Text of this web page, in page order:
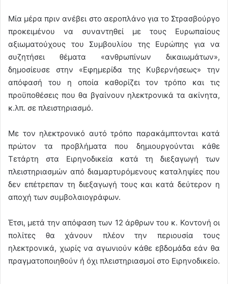
Μία μέρα πριν ανέβει στο αεροπλάνο για το Στρασβούργο
προκειμένου να συναντηθεί με τους Ευρωπαίους
αξιωματούχους του Συμβουλίου της Ευρώπης για να
συζητήσει θέματα «ανθρωπίνων δικαιωμάτων»,
δημοσίευσε στην «Εφημερίδα της Κυβερνήσεως» την
απόφασή του η οποία καθορίζει τον τρόπο και τις
προϋποθέσεις που θα βγαίνουν ηλεκτρονικά τα ακίνητα,
κ.λπ. σε πλειστηριασμό.
Με τον ηλεκτρονικό αυτό τρόπο παρακάμπτονται κατά
πρώτον τα προβλήματα που δημιουργούνται κάθε
Τετάρτη στα Ειρηνοδικεία κατά τη διεξαγωγή των
πλειστηριασμών από διαμαρτυρόμενους καταληψίες που
δεν επέτρεπαν τη διεξαγωγή τους και κατά δεύτερον η
αποχή των συμβολαιογράφων.
Έτσι, μετά την απόφαση των 12 άρθρων του κ. Κοντονή οι
πολίτες θα χάνουν πλέον την περιουσία τους
ηλεκτρονικά, χωρίς να αγωνιούν κάθε εβδομάδα εάν θα
πραγματοποιηθούν ή όχι πλειστηριασμοί στο Ειρηνοδικείο.